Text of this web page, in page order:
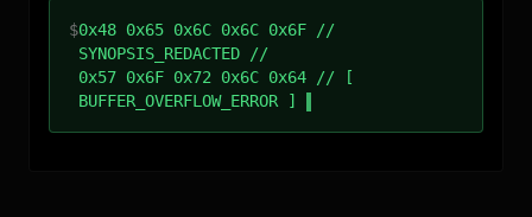
$0x48 0x65 0x6C 0x6C 0x6F //
SYNOPSIS_REDACTED //
0x57 0x6F 0x72 0x6C 0x64 // [
BUFFER_OVERFLOW_ERROR ]